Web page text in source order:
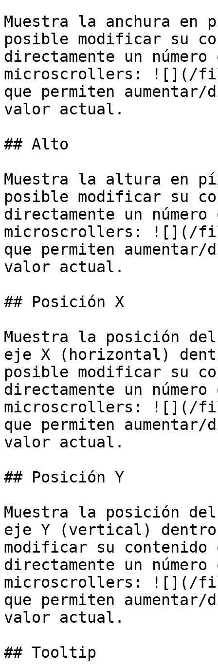
Muestra la anchura
posible modificar su
directamente un
microscrollers: ![](/
que permiten
valor actual.
## Alto
Muestra la altura en
posible modificar su
directamente un
microscrollers: ![](/
que permiten
valor actual.
## Posición X
Muestra la posición
eje X (horizontal)
posible modificar su
directamente un
microscrollers: ![](/
que permiten
valor actual.
## Posición Y
Muestra la posición
eje Y (vertical)
modificar su contenido
directamente un
microscrollers: ![](/
que permiten
valor actual.
## Tooltip